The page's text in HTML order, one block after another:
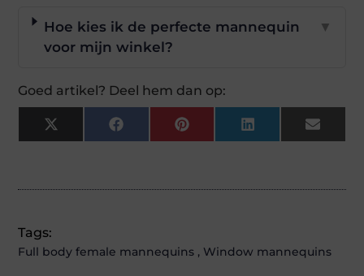
Hoe kies ik de perfecte mannequin
voor mijn winkel?
▼
Goed artikel? Deel hem dan op:
X
(Twitter)
FacebookPinterestLinkedInEmail
Tags:
Full body female mannequins , Window mannequins